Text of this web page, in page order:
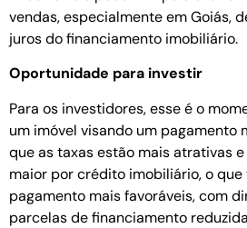
vendas, especialmente em Goiás,
juros do financiamento imobiliário.
Oportunidade para investir
Para os investidores, esse é o
um imóvel visando um pagamento
que as taxas estão mais atrativas
maior por crédito imobiliário, o
pagamento mais favoráveis, com
parcelas de financiamento